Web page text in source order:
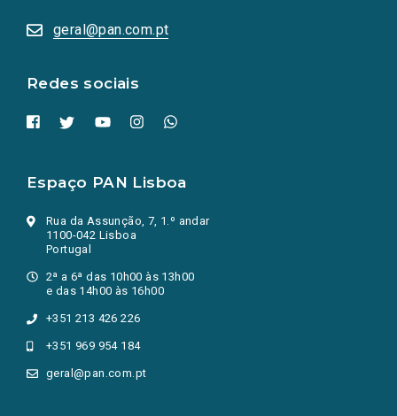
geral@pan.com.pt
Redes sociais
numa
nova
Espaço PAN Lisboa
Rua da Assunção, 7, 1.º andar
1100-042 Lisboa
Portugal
2ª a 6ª das 10h00 às 13h00
e das 14h00 às 16h00
+351 213 426 226
+351 969 954 184
geral@pan.com.pt